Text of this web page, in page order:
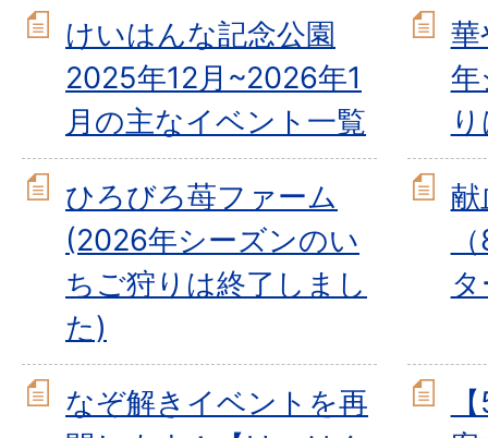
けいはんな記念公園
2025年12月~2026年1
月の主なイベント一覧
年
ひろびろ苺ファーム
(2026年シーズンのい
ちご狩りは終了しまし
た)
献
なぞ解きイベントを再